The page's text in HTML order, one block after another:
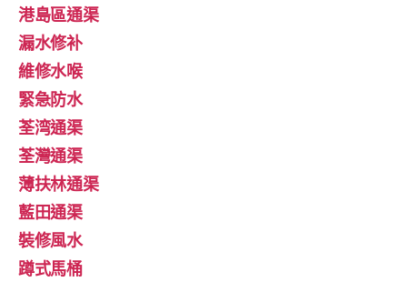
港島區通渠
漏水修补
維修水喉
緊急防水
荃湾通渠
荃灣通渠
薄扶林通渠
藍田通渠
裝修風水
蹲式馬桶